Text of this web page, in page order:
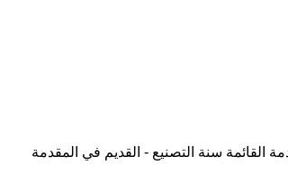
القائمة سنة التصنيع - القديم في المقدمة